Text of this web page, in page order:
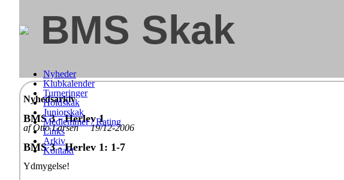
BMS Skak
Nyheder
Klubkalender
Turneringer
Holdskak
Juniorskak
Medlemmer / Rating
Links
Arkiv
Kontakt
Nyhedsarkiv
BMS 3 - Herlev 1
af Otto Larsen 19/12-2006
BMS 3 - Herlev 1: 1-7
Ydmygelse!